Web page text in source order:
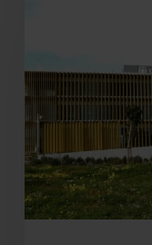
193
millones,
un
8,5
%
más,
en